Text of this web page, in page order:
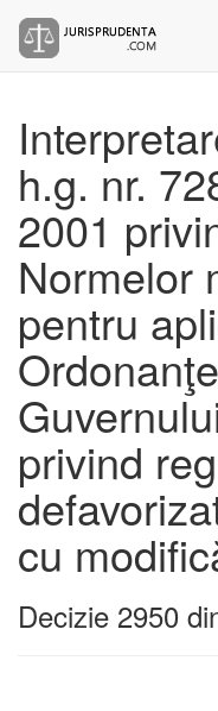
h.g. nr.
2001
Normelor
pentru
privind
cu
Decizie 2950